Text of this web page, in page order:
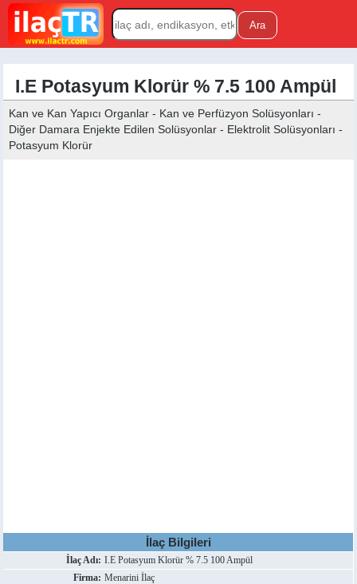
I.E Potasyum Klorür % 7.5 100 Ampül
Kan ve Kan Yapıcı Organlar - Kan ve Perfüzyon Solüsyonları -
Diğer Damara Enjekte Edilen Solüsyonlar - Elektrolit Solüsyonları -
Potasyum Klorür
İlaç Bilgileri
İlaç Adı: I.E Potasyum Klorür % 7.5 100 Ampül
Firma: Menarini İlaç